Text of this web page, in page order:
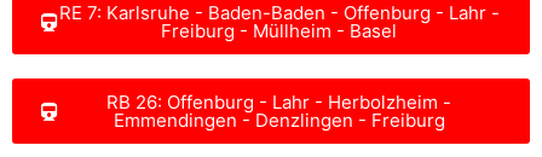
RE 7: Karlsruhe - Baden-Baden - Offenburg - Lahr -
Freiburg - Müllheim - Basel
RB 26: Offenburg - Lahr - Herbolzheim -
Emmendingen - Denzlingen - Freiburg